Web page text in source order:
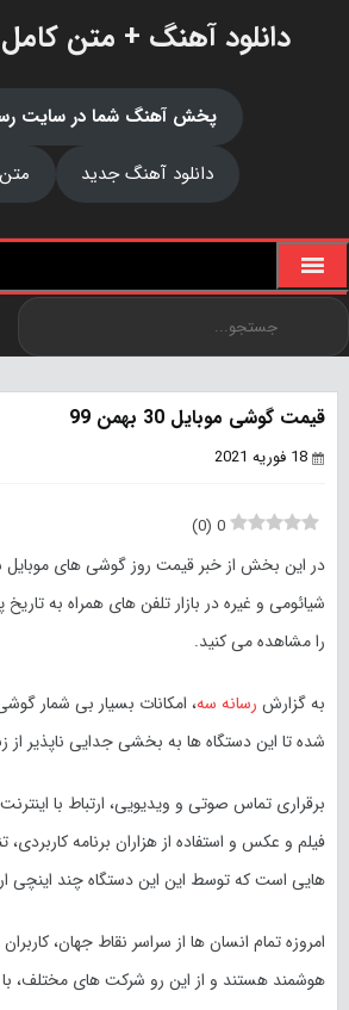
دانلود آهنگ + متن
پخش آهنگ شما در سایت
دانلود آهنگ جدید
قیمت گوشی موبایل 30 بهمن 99
18 فوریه 2021
0
(
0
)
در این بخش از خبر قیمت روز گوشی های موبایل
شیائومی و غیره در بازار تلفن های همراه به تاریخ پنجشنبه
را مشاهده می کنید.
به گزارش رسانه سه، امکانات بسیار بی شمار
شده تا این دستگاه ها به بخشی جدایی ناپذیر از
برقراری تماس صوتی و ویدیویی، ارتباط با
فیلم و عکس و استفاده از هزاران برنامه کاربردی،
هایی است که توسط این این دستگاه چند اینچی
امروزه تمام انسان ها از سراسر نقاط جهان،
هوشمند هستند و از این رو شرکت های مختلف، با